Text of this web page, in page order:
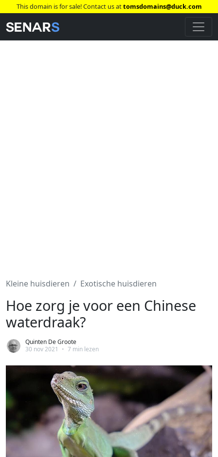
This domain is for sale! Contact us attomsdomains@duck.com
Kleine huisdieren Exotische huisdieren
Hoe zorg je voor een Chinese
waterdraak?
Quinten De Groote
30 nov 2021
• 7 min lezen